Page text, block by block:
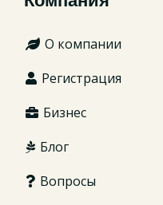
О компании
Регистрация
Бизнес
Блог
Вопросы